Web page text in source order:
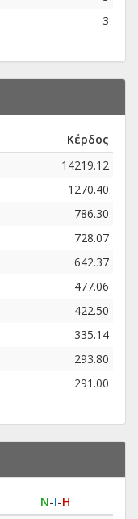
3
Κέρδος
14219.12
1270.40
786.30
728.07
642.37
477.06
422.50
335.14
293.80
291.00
Ν-Ι-Η